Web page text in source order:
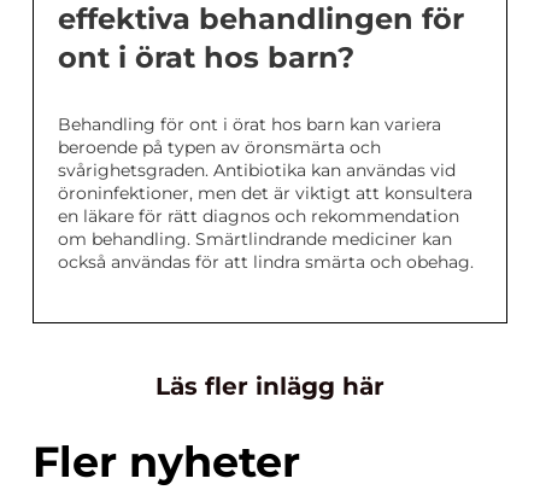
effektiva behandlingen för
ont i örat hos barn?
Behandling för ont i örat hos barn kan variera
beroende på typen av öronsmärta och
svårighetsgraden. Antibiotika kan användas vid
öroninfektioner, men det är viktigt att konsultera
en läkare för rätt diagnos och rekommendation
om behandling. Smärtlindrande mediciner kan
också användas för att lindra smärta och obehag.
Läs fler inlägg här
Fler nyheter